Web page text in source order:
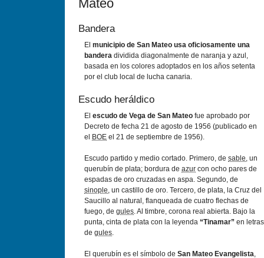
Mateo
Bandera
El municipio de San Mateo usa oficiosamente una
bandera dividida diagonalmente de naranja y azul,
basada en los colores adoptados en los años setenta
por el club local de lucha canaria.
Escudo heráldico
El escudo de Vega de San Mateo fue aprobado por
Decreto de fecha 21 de agosto de 1956 (publicado en
el
BOE el 21 de septiembre de 1956).
Escudo partido y medio cortado. Primero, de sable, un
querubín de plata; bordura de azur con ocho pares de
espadas de oro cruzadas en aspa. Segundo, de
sinople, un castillo de oro. Tercero, de plata, la Cruz del
Saucillo al natural, flanqueada de cuatro flechas de
fuego, de gules. Al timbre, corona real abierta. Bajo la
punta, cinta de plata con la leyenda “Tinamar” en letras
de gules.
El querubín es el símbolo de San Mateo Evangelista,